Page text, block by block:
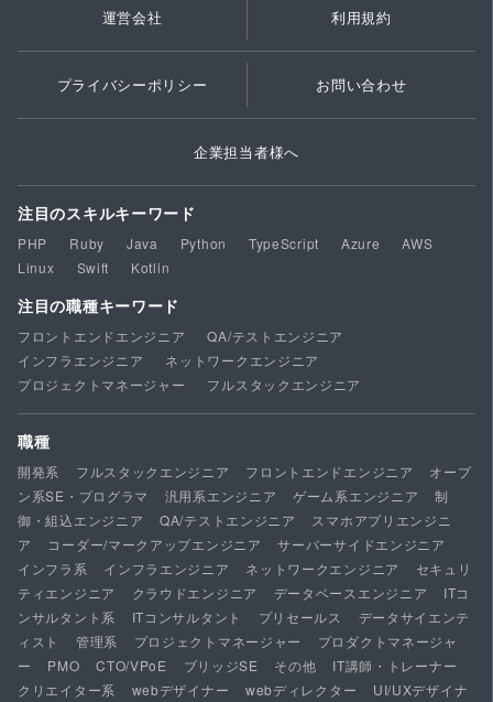
運営会社 利用規約
プライバシーポリシー お問い合わせ
企業担当者様へ
注目のスキルキーワード
PHP Ruby Java Python TypeScript Azure
AWS
Linux
Swift Kotlin
注目の職種キーワード
フロントエンドエンジニア
QA/テストエンジニア
インフラエンジニア
ネットワークエンジニア
プロジェクトマネージャー
フルスタックエンジニア
職種
開発系 フルスタックエンジニア フロントエンドエンジニア
オープ
ン系SE・プログラマ
汎用系エンジニア ゲーム系エンジニア
制
御・組込エンジニア
QA/テストエンジニア
スマホアプリエンジニ
ア
コーダー/マークアップエンジニア
サーバーサイドエンジニア
インフラ系
インフラエンジニア ネットワークエンジニア
セキュリ
ティエンジニア
クラウドエンジニア データベースエンジニア
ITコ
ンサルタント系
ITコンサルタント プリセールス
データサイエンテ
ィスト
管理系 プロジェクトマネージャー
プロダクトマネージャ
ー
PMO CTO/VPoE ブリッジSE その他
IT講師・トレーナー
クリエイター系
webデザイナー webディレクター
UI/UXデザイナ